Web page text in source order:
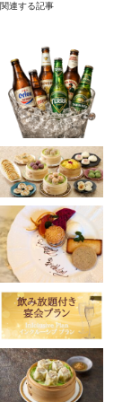
稿
ビ
ゲ
ー
シ
ョ
ン
関連する記事